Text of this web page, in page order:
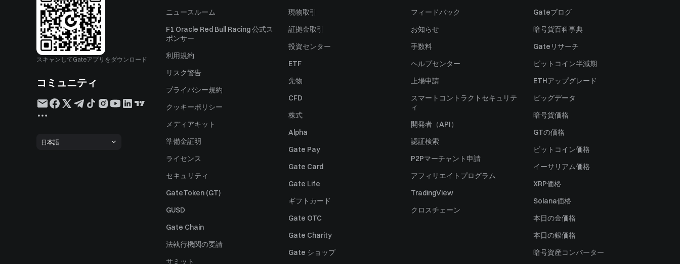
スキャンしてGateアプリをダウンロード
コミュニティ
日本語
ニュースルーム
F1 Oracle Red Bull Racing 公式ス
ポンサー
利用規約
リスク警告
プライバシー規約
クッキーポリシー
メディアキット
準備金証明
ライセンス
セキュリティ
GateToken (GT)
GUSD
Gate Chain
法執行機関の要請
サミット
現物取引
証拠金取引
投資センター
ETF
先物
CFD
株式
Alpha
Gate Pay
Gate Card
Gate Life
ギフトカード
Gate OTC
Gate Charity
Gate ショップ
フィードバック
お知らせ
手数料
ヘルプセンター
上場申請
スマートコントラクトセキュリテ
ィ
開発者（API）
認証検索
P2Pマーチャント申請
アフィリエイトプログラム
TradingView
クロスチェーン
Gateブログ
暗号貨百科事典
Gateリサーチ
ビットコイン半減期
ETHアップグレード
ビッグデータ
暗号貨価格
GTの価格
ビットコイン価格
イーサリアム価格
XRP価格
Solana価格
本日の金価格
本日の銀価格
暗号資産コンバーター